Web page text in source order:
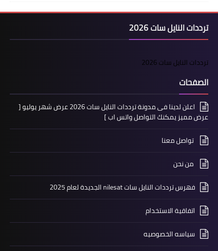
ترددات النايل سات 2026
ترددات النايل سات 2026
الصفحات
اعلن لدينا فى مدونة ترددات النايل سات 2026 عرض شهر يوليو [
عرض مميز يمكنك التواصل واتس اب ]
تواصل معنا
من نحن
فهرس ترددات النايل سات nilesat الجديدة لعام 2025
اتفاقية الاستخدام
سياسه الخصوصيه